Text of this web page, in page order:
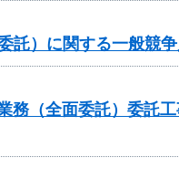
託）に関する一般競
（全面委託）委託